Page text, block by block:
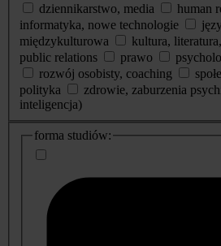
dziennikarstwo, media
human
informatyka, nowe technologie
międzykulturowa
kultura,
public relations
prawo
rozwój osobisty, coaching
polityka
zdrowie, zaburzenia
inteligencja)
dodatkowe
informacje
forma studiów: